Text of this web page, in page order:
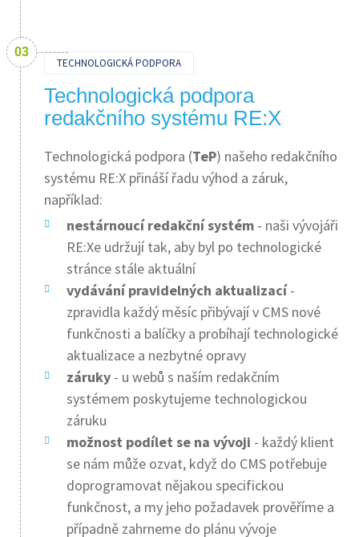
TECHNOLOGICKÁ PODPORA
Technologická podpora
redakčního systému RE:X
Technologická podpora (TeP) našeho redakčního
systému RE:X přináší řadu výhod a záruk,
například:
nestárnoucí redakční systém - naši vývojáři
RE:Xe udržují tak, aby byl po technologické
stránce stále aktuální
vydávání pravidelných aktualizací-
zpravidla každý měsíc přibývají v CMS nové
funkčnosti a balíčky a probíhají technologické
aktualizace a nezbytné opravy
záruky - u webů s naším redakčním
systémem poskytujeme technologickou
záruku
možnost podílet se na vývoji - každý klient
se nám může ozvat, když do CMS potřebuje
doprogramovat nějakou specifickou
funkčnost, a my jeho požadavek prověříme a
případně zahrneme do plánu vývoje